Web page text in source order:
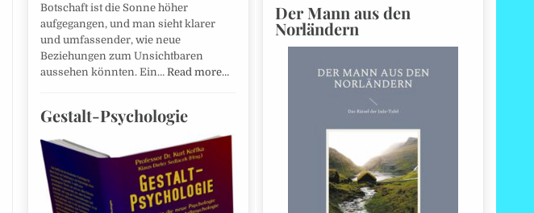
Botschaft ist die Sonne höher
aufgegangen, und man sieht klarer
und umfassender, wie neue
Beziehungen zum Unsichtbaren
aussehen könnten. Ein… Read more…
Gestalt-Psychologie
Der Mann aus den
Norländern